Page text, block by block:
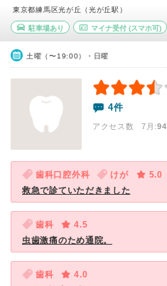
東京都練馬区光が丘（光が丘駅）
駐車場あり マイナ受付(スマホ可)
土曜（〜19:00）・日曜
4件
アクセス数 7月:94
歯科口腔外科 けが
5.0
救急で診ていただきました
歯科
4.5
虫歯激痛のため通院。
歯科
4.0